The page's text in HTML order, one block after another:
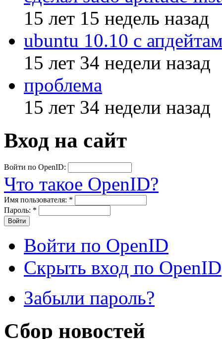
15 лет 15 недель назад
ubuntu 10.10 с
15 лет 34 недели назад
проблема
15 лет 34 недели назад
Вход на сайт
Войти по OpenID:
Что такое OpenID?
Имя пользователя: *
Пароль: *
Войти по OpenID
Скрыть вход по OpenID
Забыли пароль?
Сбор новостей